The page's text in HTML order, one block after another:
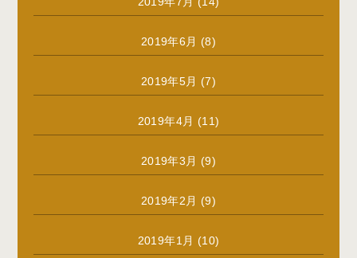
2019年6月 (8)
2019年5月 (7)
2019年4月 (11)
2019年3月 (9)
2019年2月 (9)
2019年1月 (10)